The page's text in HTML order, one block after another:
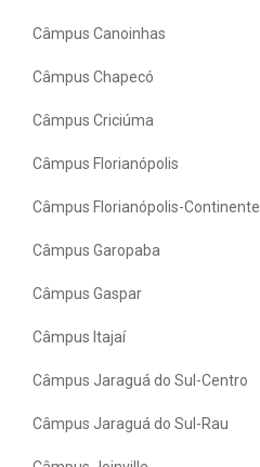
Câmpus Canoinhas
Câmpus Chapecó
Câmpus Criciúma
Câmpus Florianópolis
Câmpus Florianópolis-Continente
Câmpus Garopaba
Câmpus Gaspar
Câmpus Itajaí
Câmpus Jaraguá do Sul-Centro
Câmpus Jaraguá do Sul-Rau